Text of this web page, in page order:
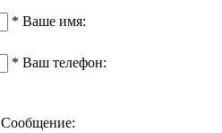
* Ваше имя:
* Ваш телефон:
Сообщение: